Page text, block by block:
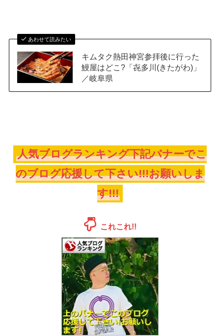
あわせて読みたい
キムタク熱田神宮参拝後に行った
鰻屋はどこ?「㐂多川(きたがわ)」
／岐阜県
人気ブログランキング下記バナーでこ
のブログ応援して下さい!!!お願いしま
す!!!
これこれ!!